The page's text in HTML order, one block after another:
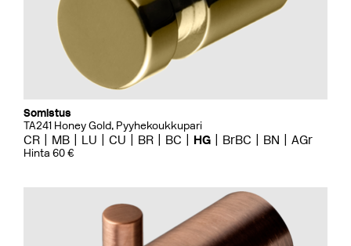
Somistus
TA241 Honey Gold, Pyyhekoukkupari
CR MB LU CU BR BC HG BrBC BN AGr
Hinta 60 €